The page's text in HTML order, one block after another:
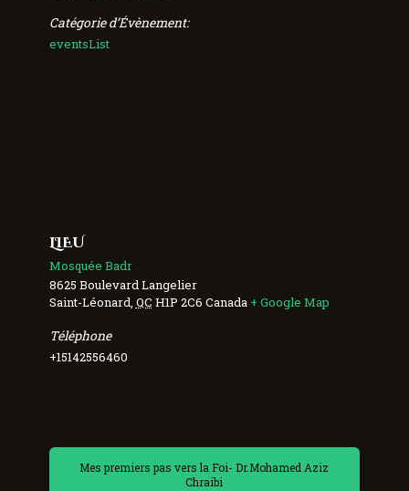
Catégorie d’Évènement:
eventsList
LIEU
Mosquée Badr
8625 Boulevard Langelier
Saint-Léonard QC H1P 2C6 Canada + Google Map
Téléphone
+15142556460
Mes premiers pas vers la Foi- Dr.Mohamed Aziz
Chraibi